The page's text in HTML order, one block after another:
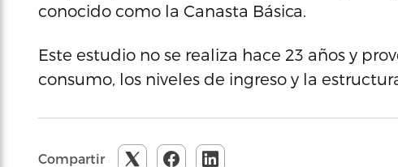
conocido como la Canasta Básica.
Este estudio no se realiza hace 23 años y
consumo, los niveles de ingreso y la
Compartir